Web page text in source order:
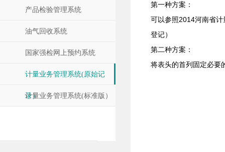
产品检验管理系统
油气回收系统
国家强检网上预约系统
计量业务管理系统(原始记
录）
计量业务管理系统(标准版）
第一种方案：
可以参照2014河南省
登记）
第二种方案：
将表头的首列固定必要